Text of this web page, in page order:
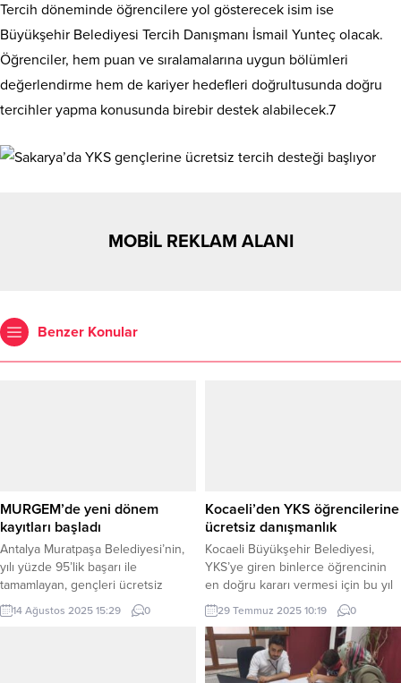
Tercih döneminde öğrencilere yol gösterecek isim ise
Büyükşehir Belediyesi Tercih Danışmanı İsmail Yunteç olacak.
Öğrenciler, hem puan ve sıralamalarına uygun bölümleri
değerlendirme hem de kariyer hedefleri doğrultusunda doğru
tercihler yapma konusunda birebir destek alabilecek.7
MOBİL REKLAM ALANI
Benzer Konular
MURGEM’de yeni dönem
kayıtları başladı
Antalya Muratpaşa Belediyesi’nin,
yılı yüzde 95’lik başarı ile
tamamlayan, gençleri ücretsiz
olarak üniversite sınavına
hazırlayan Muratpaşa Gençlik
14 Ağustos 2025 15:29 0
Kocaeli’den YKS öğrencilerine
ücretsiz danışmanlık
Kocaeli Büyükşehir Belediyesi,
YKS’ye giren binlerce öğrencinin
en doğru kararı vermesi için bu yıl
da “kılavuz” rolünü üstleniyor.
Öğrencilerin gelecek hedeflerine
giden yolda en önemli
dönemeçlerden biri olan tercih
sürecinde, uzman rehberler
29 Temmuz 2025 10:19 0